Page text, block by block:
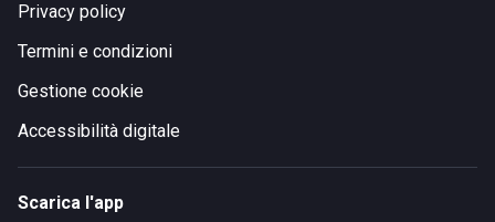
Privacy policy
Termini e condizioni
Gestione cookie
Accessibilità digitale
Scarica l'app